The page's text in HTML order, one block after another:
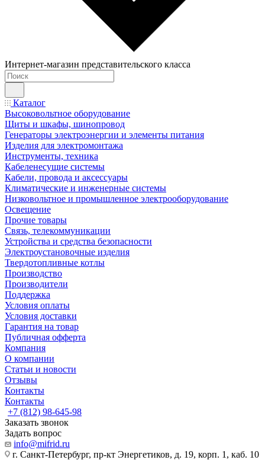
Интернет-магазин представительского класса
Каталог
Высоковольтное оборудование
Щиты и шкафы, шинопровод
Генераторы электроэнергии и элементы питания
Изделия для электромонтажа
Инструменты, техника
Кабеленесущие системы
Кабели, провода и аксессуары
Климатические и инженерные системы
Низковольтное и промышленное электрооборудование
Освещение
Прочие товары
Связь, телекоммуникации
Устройства и средства безопасности
Электроустановочные изделия
Твердотопливные котлы
Производство
Производители
Поддержка
Условия оплаты
Условия доставки
Гарантия на товар
Публичная офферта
Компания
О компании
Статьи и новости
Отзывы
Контакты
Контакты
+7 (812) 98-645-98
Заказать звонок
Задать вопрос
info@mifrid.ru
г. Санкт-Петербург, пр-кт Энергетиков, д. 19, корп. 1, каб. 10